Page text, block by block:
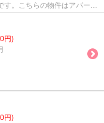
す。こちらの物件はアパート
円)
円)